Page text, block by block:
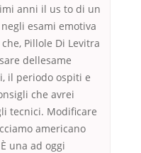
anni il us to di un
esami emotiva
Pillole Di Levitra
dellesame
il periodo ospiti e
che avrei
tecnici. Modificare
americano
una ad oggi